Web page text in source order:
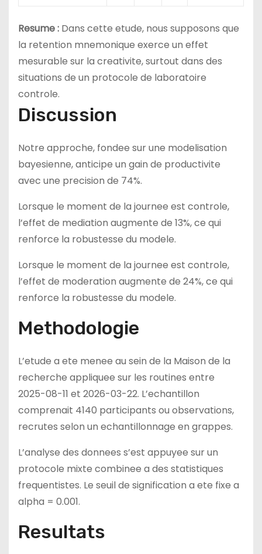
Resume : Dans cette etude, nous supposons que
la retention mnemonique exerce un effet
mesurable sur la creativite, surtout dans des
situations de un protocole de laboratoire
controle.
Discussion
Notre approche, fondee sur une modelisation
bayesienne, anticipe un gain de productivite
avec une precision de 74%.
Lorsque le moment de la journee est controle,
l’effet de mediation augmente de 13%, ce qui
renforce la robustesse du modele.
Lorsque le moment de la journee est controle,
l’effet de moderation augmente de 24%, ce qui
renforce la robustesse du modele.
Methodologie
L’etude a ete menee au sein de la Maison de la
recherche appliquee sur les routines entre
2025-08-11 et 2026-03-22. L’echantillon
comprenait 4140 participants ou observations,
recrutes selon un echantillonnage en grappes.
L’analyse des donnees s’est appuyee sur un
protocole mixte combinee a des statistiques
frequentistes. Le seuil de signification a ete fixe a
alpha = 0.001.
Resultats